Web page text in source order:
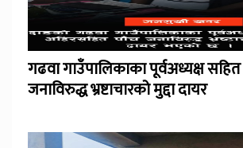
गढवा गाउँपालिकाका पूर्वअध्यक्ष
जनाविरुद्ध भ्रष्टाचारको मुद्दा दायर